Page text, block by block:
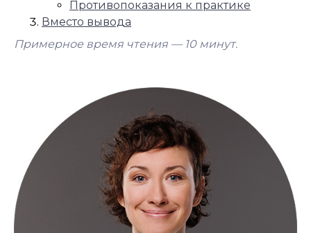
Противопоказания к практике
Вместо вывода
Примерное время чтения — 10 минут.